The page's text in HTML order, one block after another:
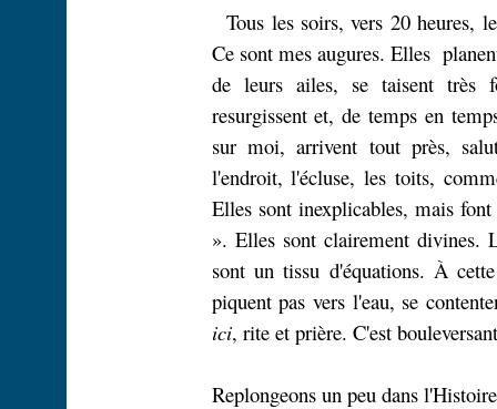
Tous les soirs, vers 20 heures,
Ce sont mes augures. Elles
de leurs ailes, se taisent très
resurgissent et, de temps en
sur moi, arrivent tout près,
l'endroit, l'écluse, les toits,
Elles sont inexplicables, mais
». Elles sont clairement divines.
sont un tissu d'équations. À
piquent pas vers l'eau, se
ici, rite et prière. C'est
Replongeons un peu dans